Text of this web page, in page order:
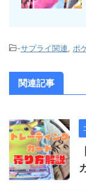
-サプライ関連 ポ
関連記事